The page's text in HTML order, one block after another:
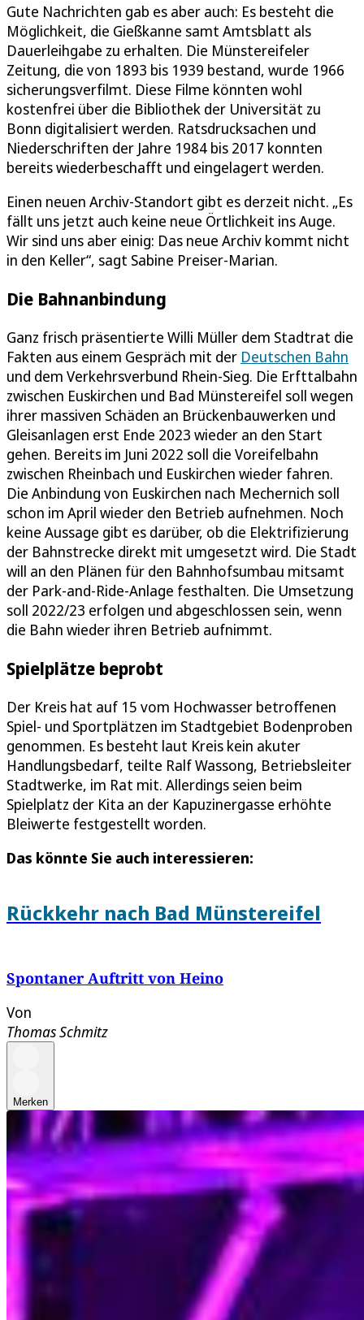
Gute Nachrichten gab es aber auch: Es besteht die
Möglichkeit, die Gießkanne samt Amtsblatt als
Dauerleihgabe zu erhalten. Die Münstereifeler
Zeitung, die von 1893 bis 1939 bestand, wurde 1966
sicherungsverfilmt. Diese Filme könnten wohl
kostenfrei über die Bibliothek der Universität zu
Bonn digitalisiert werden. Ratsdrucksachen und
Niederschriften der Jahre 1984 bis 2017 konnten
bereits wiederbeschafft und eingelagert werden.
Einen neuen Archiv-Standort gibt es derzeit nicht. „Es
fällt uns jetzt auch keine neue Örtlichkeit ins Auge.
Wir sind uns aber einig: Das neue Archiv kommt nicht
in den Keller“, sagt Sabine Preiser-Marian.
Die Bahnanbindung
Ganz frisch präsentierte Willi Müller dem Stadtrat die
Fakten aus einem Gespräch mit der Deutschen Bahn
und dem Verkehrsverbund Rhein-Sieg. Die Erfttalbahn
zwischen Euskirchen und Bad Münstereifel soll wegen
ihrer massiven Schäden an Brückenbauwerken und
Gleisanlagen erst Ende 2023 wieder an den Start
gehen. Bereits im Juni 2022 soll die Voreifelbahn
zwischen Rheinbach und Euskirchen wieder fahren.
Die Anbindung von Euskirchen nach Mechernich soll
schon im April wieder den Betrieb aufnehmen. Noch
keine Aussage gibt es darüber, ob die Elektrifizierung
der Bahnstrecke direkt mit umgesetzt wird. Die Stadt
will an den Plänen für den Bahnhofsumbau mitsamt
der Park-and-Ride-Anlage festhalten. Die Umsetzung
soll 2022/23 erfolgen und abgeschlossen sein, wenn
die Bahn wieder ihren Betrieb aufnimmt.
Spielplätze beprobt
Der Kreis hat auf 15 vom Hochwasser betroffenen
Spiel- und Sportplätzen im Stadtgebiet Bodenproben
genommen. Es besteht laut Kreis kein akuter
Handlungsbedarf, teilte Ralf Wassong, Betriebsleiter
Stadtwerke, im Rat mit. Allerdings seien beim
Spielplatz der Kita an der Kapuzinergasse erhöhte
Bleiwerte festgestellt worden.
Das könnte Sie auch interessieren:
Rückkehr nach Bad Münstereifel
Spontaner Auftritt von Heino
Von
Thomas Schmitz
Merken